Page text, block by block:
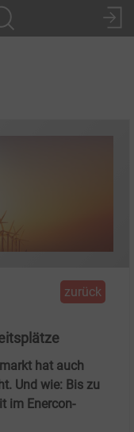
zurück
hat auch
Und wie: Bis zu
im Enercon-